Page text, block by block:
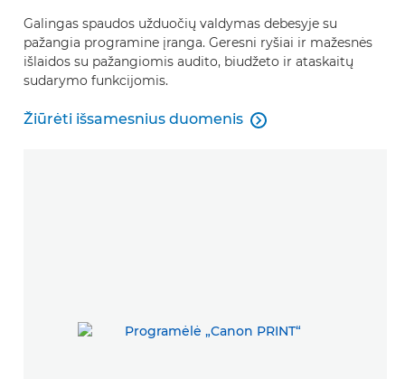
Galingas spaudos užduočių valdymas debesyje su
pažangia programine įranga. Geresni ryšiai ir mažesnės
išlaidos su pažangiomis audito, biudžeto ir ataskaitų
sudarymo funkcijomis.
Žiūrėti išsamesnius duomenis
Žiūrėti išsamesnius duomenis
